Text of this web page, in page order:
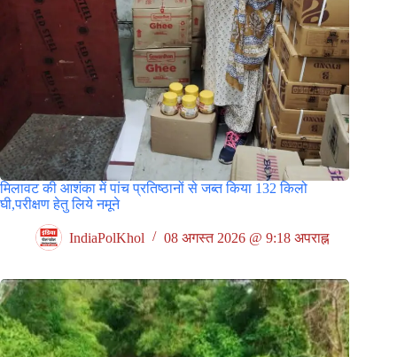
मिलावट की आशंका में पांच प्रतिष्ठानों से जब्त किया 132 किलो
घी,परीक्षण हेतु लिये नमूने
IndiaPolKhol 08 अगस्त 2026 @ 9:18 अपराह्न